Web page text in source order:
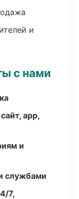
и
с нами
app,
и
службами
7,